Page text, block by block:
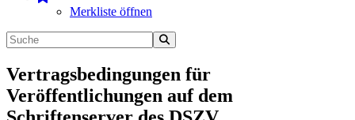
Merkliste öffnen
Vertragsbedingungen für
Veröffentlichungen auf dem